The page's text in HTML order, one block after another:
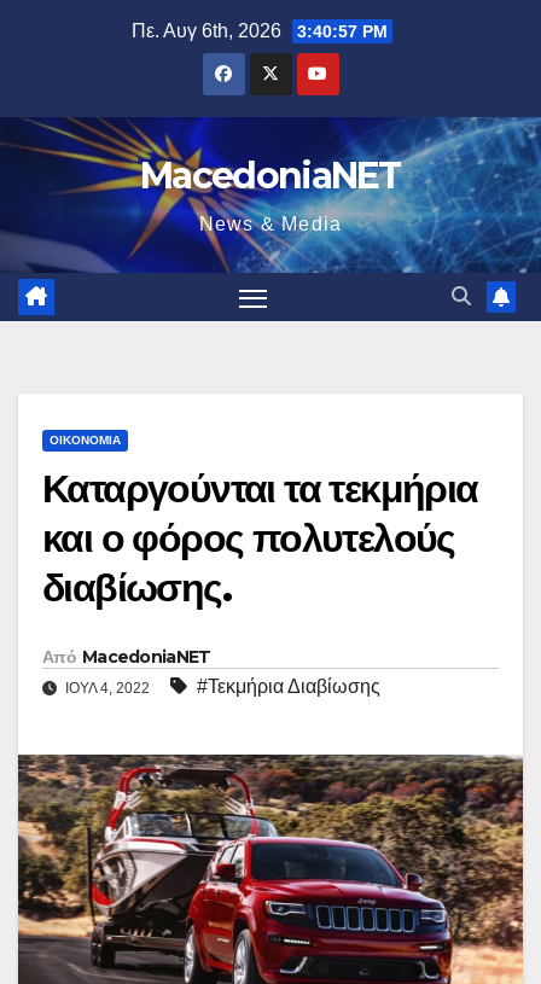
Πε. Αυγ 6th, 2026 3:40:58 PM
MacedoniaNET
News & Media
ΟΙΚΟΝΟΜΊΑ
Καταργούνται τα τεκμήρια
και ο φόρος πολυτελούς
διαβίωσης.
Από MacedoniaNET
ΙΟΎΛ 4, 2022 #Τεκμήρια Διαβίωσης